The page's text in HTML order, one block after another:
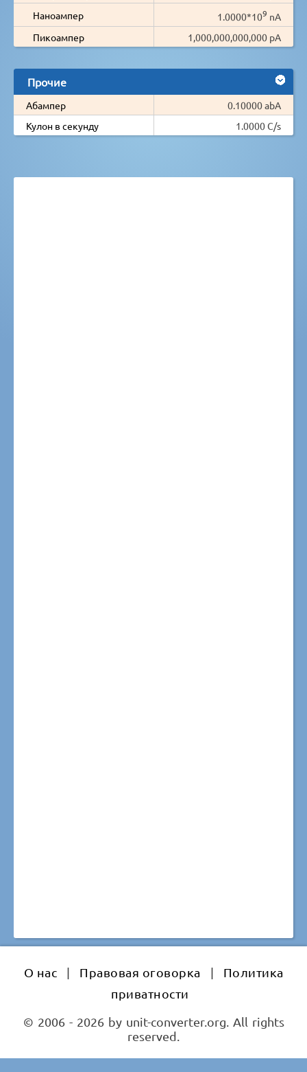
Наноампер
1.0000*109 nA
Пикоампер
1,000,000,000,000 pA
Прочие
Абампер
0.10000 abA
Кулон в секунду
1.0000 C/s
О нас | Правовая оговорка |
Политика
приватности
© 2006 - 2026 by unit-converter.org. All rights
reserved.